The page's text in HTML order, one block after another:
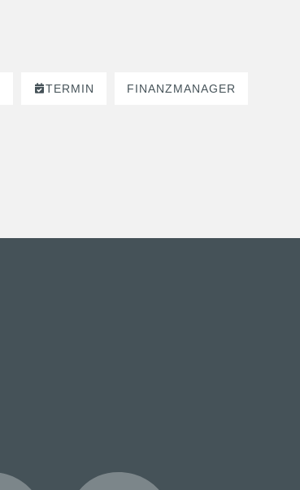
TERMIN FINANZMANAGER